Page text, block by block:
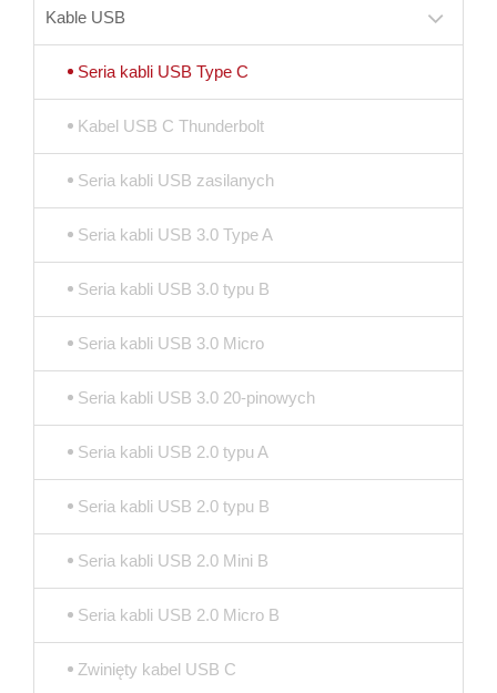
Kable USB
Seria kabli USB Type C
Kabel USB C Thunderbolt
Seria kabli USB zasilanych
Seria kabli USB 3.0 Type A
Seria kabli USB 3.0 typu B
Seria kabli USB 3.0 Micro
Seria kabli USB 3.0 20-pinowych
Seria kabli USB 2.0 typu A
Seria kabli USB 2.0 typu B
Seria kabli USB 2.0 Mini B
Seria kabli USB 2.0 Micro B
Zwinięty kabel USB C